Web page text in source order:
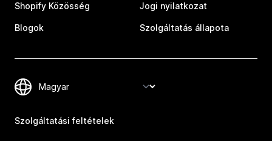
Shopify Közösség
Blogok
Jogi nyilatkozat
Szolgáltatás állapota
Szolgáltatási feltételek